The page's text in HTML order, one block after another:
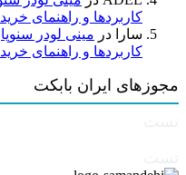
کاربردها و راهنمای خرید
سارا
در
کاربردها و راهنمای خرید
مجوزهای ایران بابکت